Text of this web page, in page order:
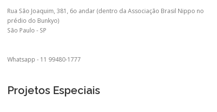
Rua São Joaquim, 381, 6o andar (dentro da Associação Brasil Nippo no
prédio do Bunkyo)
São Paulo - SP
Whatsapp - 11 99480-1777
Projetos Especiais